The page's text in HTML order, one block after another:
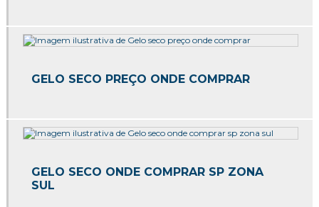
Gelo seco quanto custa
Onde comprar gelo seco
Onde comprar gelo seco em sp
GELO SECO PREÇO ONDE COMPRAR
GELO SECO ONDE COMPRAR SP ZONA
SUL